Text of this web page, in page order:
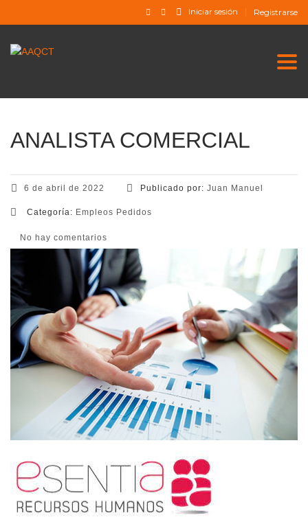
Iniciar sesión Registrarse
ANALISTA COMERCIAL
6 de abril de 2022 Publicado por: Juan Manuel
Categoría: Empleos Pedidos
No hay comentarios